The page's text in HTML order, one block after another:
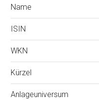
Name
ISIN
WKN
Kürzel
Anlageuniversum